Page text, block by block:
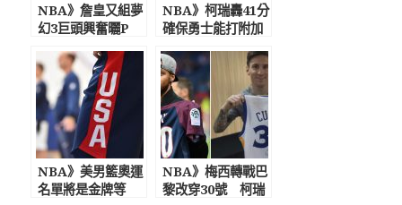
NBA》詹皇又組夢
幻3巨頭興奮曬P
巫師全隊
NBA》柯瑞轟41分
確保勇士能打附加
拳王泰森
NBA》美男籃奧運
名單將是金牌等
NBA》梅西轉戰巴
黎改穿30號 柯瑞